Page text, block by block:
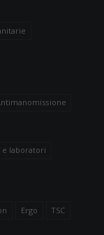
laboratori
Ergo TSC